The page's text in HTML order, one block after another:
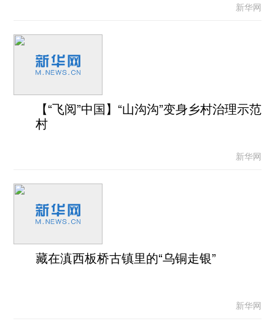
新华网
【“飞阅”中国】“山沟沟”变身乡村治理示范
村
新华网
藏在滇西板桥古镇里的“乌铜走银”
新华网